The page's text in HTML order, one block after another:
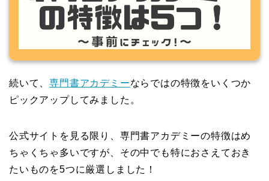
続いて、専門書アカデミーならではの特徴をいくつか
ピックアップしてみました。
公式サイトを見る限り、専門書アカデミーの特徴はめ
ちゃくちゃ多いですが、その中でも特におさえておき
たいものを5つに厳選しました！